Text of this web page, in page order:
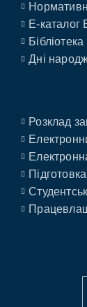
E-каталог
Бібліотека
Дні
Розклад